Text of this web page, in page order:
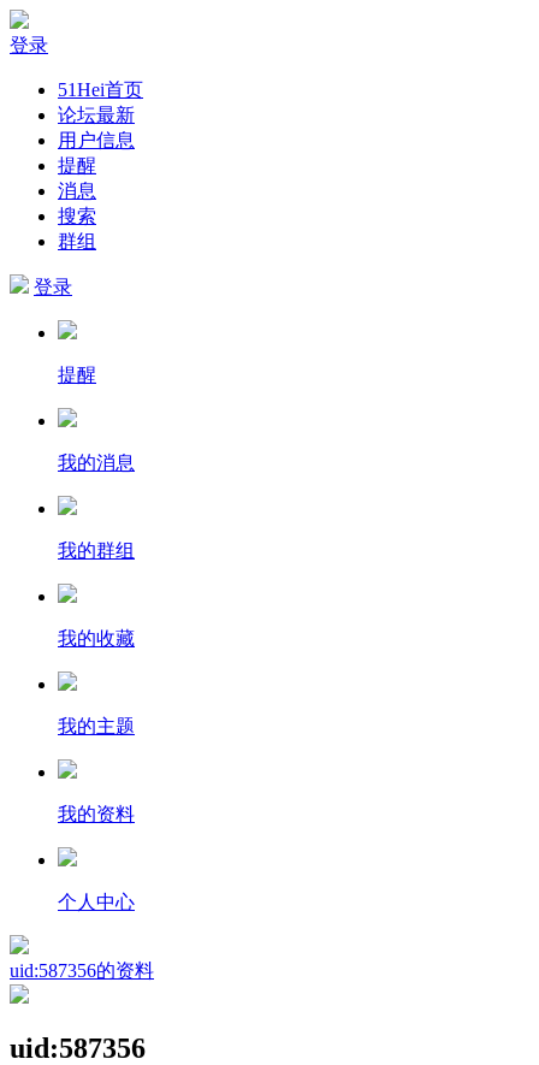
登录
51Hei首页
论坛最新
用户信息
提醒
消息
搜索
群组
登录
提醒
我的消息
我的群组
我的收藏
我的主题
我的资料
个人中心
uid:587356的资料
uid:587356